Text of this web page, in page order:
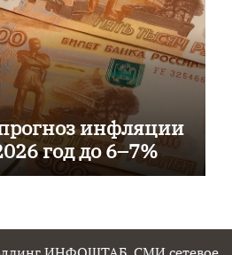
инфляции
год до 6–7%